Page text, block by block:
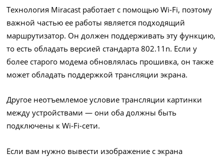
Технология Miracast работает с помощью Wi-Fi, поэтому
важной частью ее работы является подходящий
маршрутизатор. Он должен поддерживать эту функцию,
то есть обладать версией стандарта 802.11n. Если у
более старого модема обновлялась прошивка, он также
может обладать поддержкой трансляции экрана.
Другое неотъемлемое условие трансляции картинки
между устройствами — они оба должны быть
подключены к Wi-Fi-сети.
Если вам нужно вывести изображение с экрана